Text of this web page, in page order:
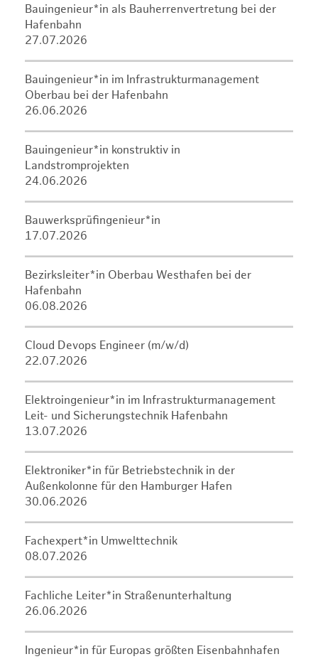
Bauingenieur*in als Bauherrenvertretung bei der
Hafenbahn
27.07.2026
Bauingenieur*in im Infrastrukturmanagement
Oberbau bei der Hafenbahn
26.06.2026
Bauingenieur*in konstruktiv in
Landstromprojekten
24.06.2026
Bauwerksprüfingenieur*in
17.07.2026
Bezirksleiter*in Oberbau Westhafen bei der
Hafenbahn
06.08.2026
Cloud Devops Engineer (m/w/d)
22.07.2026
Elektroingenieur*in im Infrastrukturmanagement
Leit- und Sicherungstechnik Hafenbahn
13.07.2026
Elektroniker*in für Betriebstechnik in der
Außenkolonne für den Hamburger Hafen
30.06.2026
Fachexpert*in Umwelttechnik
08.07.2026
Fachliche Leiter*in Straßenunterhaltung
26.06.2026
Ingenieur*in für Europas größten Eisenbahnhafen